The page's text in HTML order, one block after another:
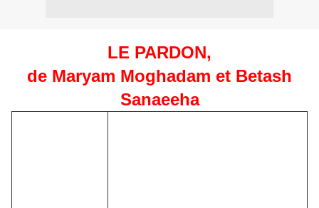
LE PARDON,
de Maryam Moghadam et Betash
Sanaeeha